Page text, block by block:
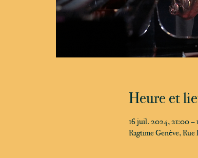
Heure et
16 juil. 2024, 21:00
Ragtime Genève,